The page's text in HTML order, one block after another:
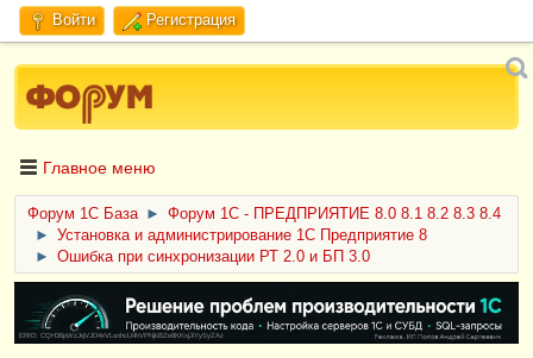
Войти Регистрация
Главное меню
Форум 1C База ►
Форум 1С - ПРЕДПРИЯТИЕ 8.0 8.1 8.2 8.3 8.4
►
Установка и администрирование 1С Предприятие 8
►
Ошибка при синхронизации РТ 2.0 и БП 3.0
ERID: CQH36pWzJqVJD4xVLsnhcU4hVPNjkBZe8KKxjJiYySyZAz